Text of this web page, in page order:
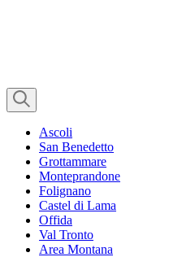
Ascoli
San Benedetto
Grottammare
Monteprandone
Folignano
Castel di Lama
Offida
Val Tronto
Area Montana